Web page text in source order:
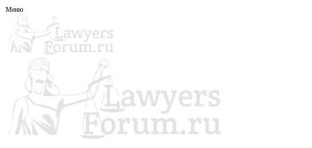
Меню